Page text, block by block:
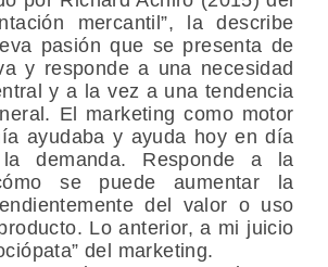
mercantil”, la describe
pasión que se presenta de
y responde a una necesidad
y a la vez a una tendencia
El marketing como motor
ayudaba y ayuda hoy en día
demanda. Responde a la
se puede aumentar la
del valor o uso
Lo anterior, a mi juicio
del marketing.